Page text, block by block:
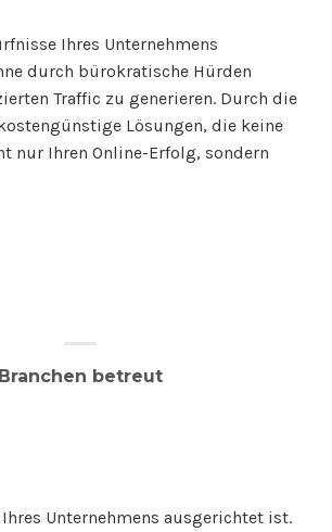
Ihres Unternehmens
durch bürokratische Hürden
Traffic zu generieren. Durch die
Lösungen, die keine
nur Ihren Online-Erfolg, sondern
Branchen betreut
Unternehmens ausgerichtet ist.